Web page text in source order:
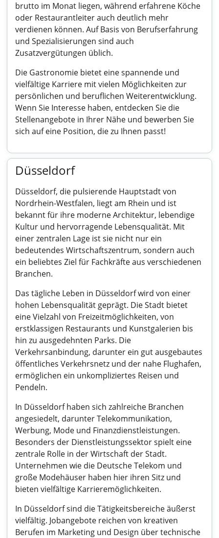
brutto im Monat liegen, während erfahrene Köche
oder Restaurantleiter auch deutlich mehr
verdienen können. Auf Basis von Berufserfahrung
und Spezialisierungen sind auch
Zusatzvergütungen üblich.
Die Gastronomie bietet eine spannende und
vielfältige Karriere mit vielen Möglichkeiten zur
persönlichen und beruflichen Weiterentwicklung.
Wenn Sie Interesse haben, entdecken Sie die
Stellenangebote in Ihrer Nähe und bewerben Sie
sich auf eine Position, die zu Ihnen passt!
Düsseldorf
Düsseldorf, die pulsierende Hauptstadt von
Nordrhein-Westfalen, liegt am Rhein und ist
bekannt für ihre moderne Architektur, lebendige
Kultur und hervorragende Lebensqualität. Mit
einer zentralen Lage ist sie nicht nur ein
bedeutendes Wirtschaftszentrum, sondern auch
ein beliebtes Ziel für Fachkräfte aus verschiedenen
Branchen.
Das tägliche Leben in Düsseldorf wird von einer
hohen Lebensqualität geprägt. Die Stadt bietet
eine Vielzahl von Freizeitmöglichkeiten, von
erstklassigen Restaurants und Kunstgalerien bis
hin zu ausgedehnten Parks. Die
Verkehrsanbindung, darunter ein gut ausgebautes
öffentliches Verkehrsnetz und der nahe Flughafen,
ermöglichen ein unkompliziertes Reisen und
Pendeln.
In Düsseldorf haben sich zahlreiche Branchen
angesiedelt, darunter Telekommunikation,
Werbung, Mode und Finanzdienstleistungen.
Besonders der Dienstleistungssektor spielt eine
zentrale Rolle in der Wirtschaft der Stadt.
Unternehmen wie die Deutsche Telekom und
große Modehäuser haben hier ihren Sitz und
bieten vielfältige Karrieremöglichkeiten.
In Düsseldorf sind die Tätigkeitsbereiche äußerst
vielfältig. Jobangebote reichen von kreativen
Berufen im Marketing und Design über technische